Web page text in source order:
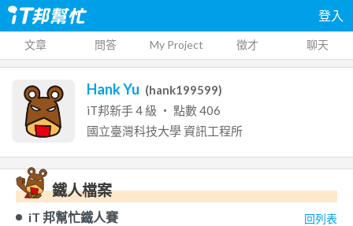
登入
文章 問答 My Project 徵才 聊天
Hank Yu (hank199599)
iT邦新手4 級 ‧ 點數406
國立臺灣科技大學資訊工程所
鐵人檔案
iT 邦幫忙鐵人賽 回列表